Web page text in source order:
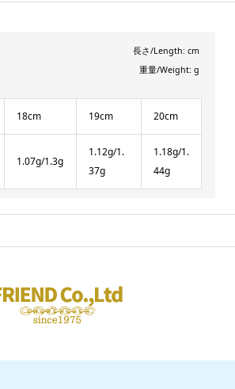
長さ/Length: cm
重量/Weight: g
18cm 19cm 20cm
1.07g/1.3g
1.12g/1.
37g
1.18g/1.
44g